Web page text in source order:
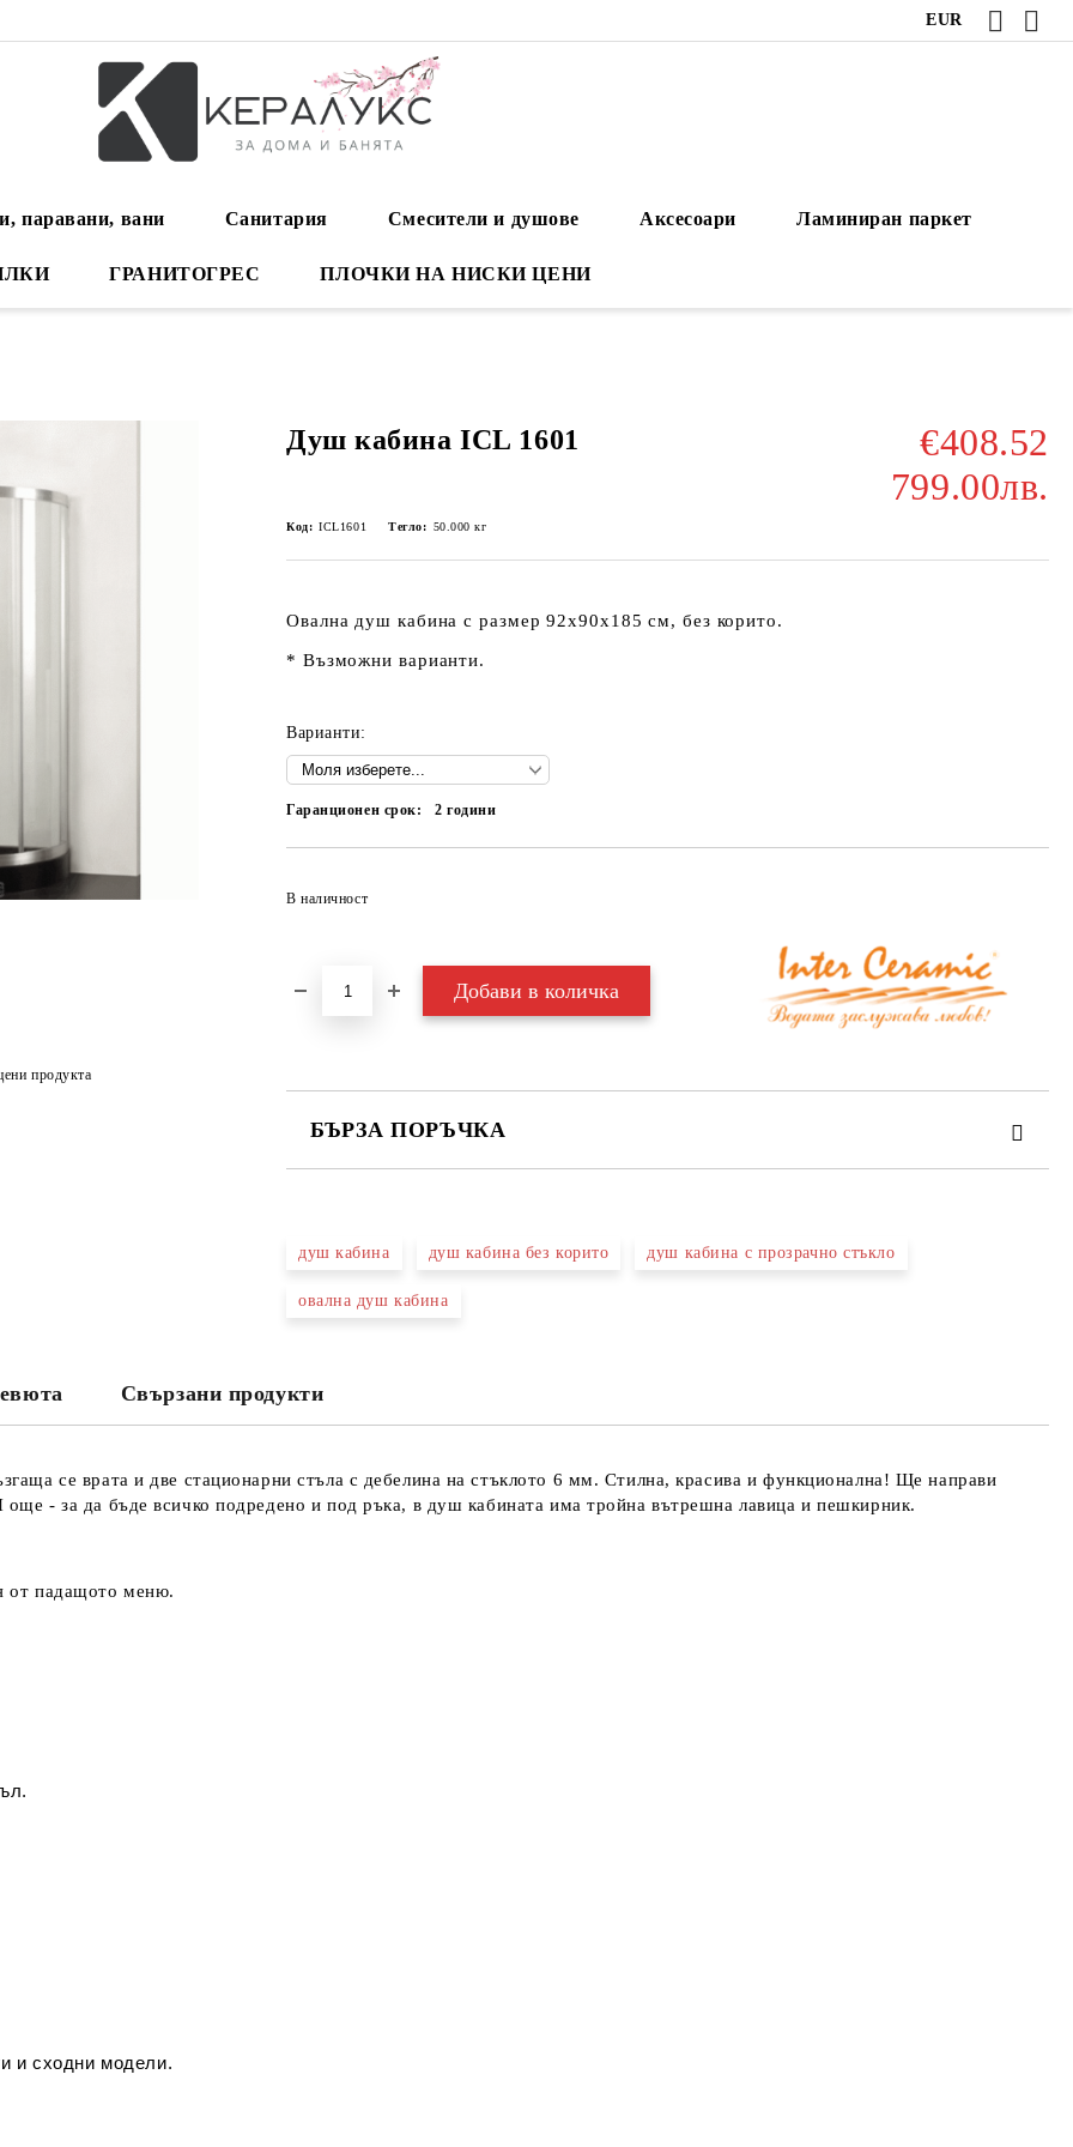
EUR
паравани, вани Санитария Смесители и душове Аксесоари Ламиниран паркет
ГРАНИТОГРЕС ПЛОЧКИ НА НИСКИ ЦЕНИ
Душ кабина ICL 1601
€408.52
799.00лв.
Код: ICL1601 Тегло: 50.000 кг
Овална душ кабина с размер 92х90х185 см, без корито.
* Възможни варианти.
Варианти:
Гаранционен срок: 2години
В наличност
БЪРЗА ПОРЪЧКА
Съгласен съм с
душ кабина душ кабина без корито душ кабина с прозрачно стъкло
овална душ кабина
продукта
Свързани продукти
се врата и две стационарни стъла с дебелина на стъклото 6 мм. Стилна, красива и функционална! Ще направи
- за да бъде всичко подредено и под ръка, в душ кабината има тройна вътрешна лавица и пешкирник.
от падащото меню.
и сходни модели.